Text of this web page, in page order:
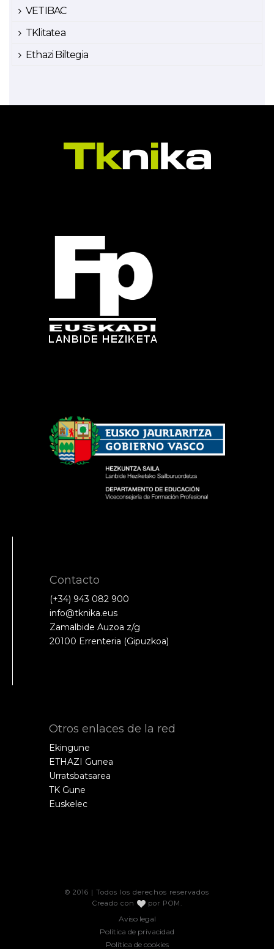
VETIBAC
TKlitatea
Ethazi Biltegia
Contacto
(+34) 943 082 900
info@tknika.eus
Zamalbide Auzoa z/g
20100 Errenteria (Gipuzkoa)
Otros enlaces de la red
Ekingune
ETHAZI Gunea
Urratsbatsarea
TK Gune
Euskelec
© 2016 | Todos los derechos reservados
Creado con
por POM .
Aviso legal
Política de privacidad
Política de cookies